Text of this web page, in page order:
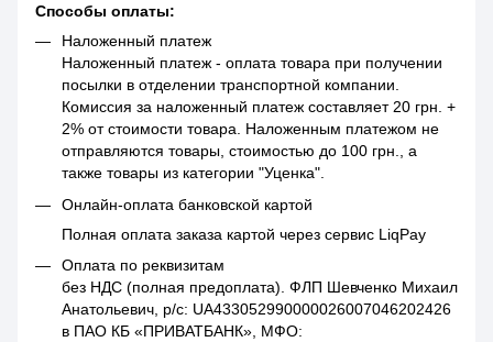
Способы оплаты:
Наложенный платеж
Наложенный платеж - оплата товара при получении
посылки в отделении транспортной компании.
Комиссия за наложенный платеж составляет 20 грн. +
2% от стоимости товара. Наложенным платежом не
отправляются товары, стоимостью до 100 грн., а
также товары из категории "Уценка".
Онлайн-оплата банковской картой
Полная оплата заказа картой через сервис LiqPay
Оплата по реквизитам
без НДС (полная предоплата). ФЛП Шевченко Михаил
Анатольевич, р/с: UA433052990000026007046202426
в ПАО КБ «ПРИВАТБАНК», МФО: